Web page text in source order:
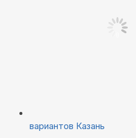
вариантов Казань